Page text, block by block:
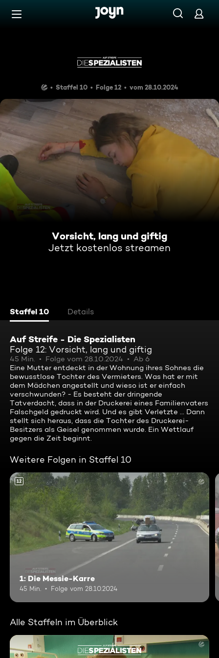
Zum Inhalt springen
Staffel 10 Folge 12 vom 28.10.2024
Vorsicht, lang und giftig
Jetzt kostenlos streamen
Staffel 10 Details
Auf Streife - Die Spezialisten
Folge 12: Vorsicht, lang und giftig
45 Min. Folge vom 28.10.2024
Ab 6
Eine Mutter entdeckt in der Wohnung ihres Sohnes die
bewusstlose Tochter des Vermieters. Was hat er mit
dem Mädchen angestellt und wieso ist er einfach
verschwunden? - Es besteht der dringende
Tatverdacht, dass in der Druckerei eines Familienvaters
Falschgeld gedruckt wird. Und es gibt Verletzte ... Dann
stellt sich heraus, dass die Tochter des Druckerei-
Besitzers als Geisel genommen wurde. Ein Wettlauf
gegen die Zeit beginnt.
Weitere Folgen in Staffel 10
12
1: Die Messie-Karre
45 Min. Folge vom 28.10.2024
Alle Staffeln im Überblick